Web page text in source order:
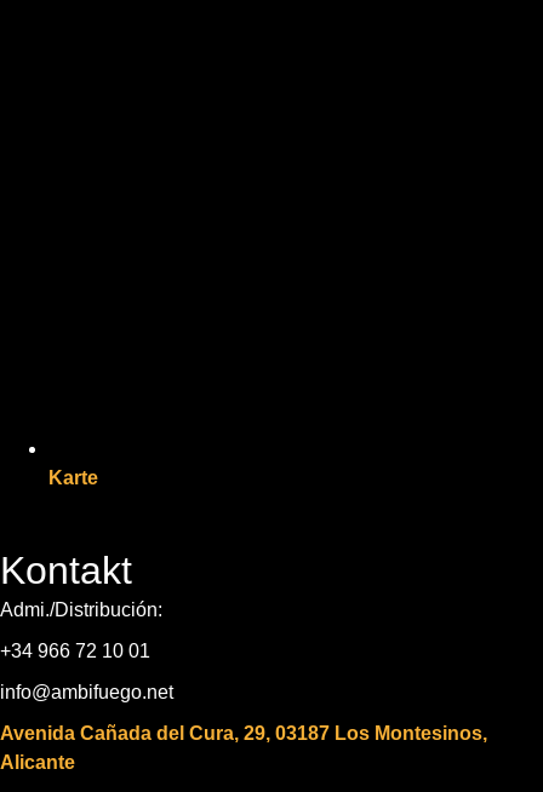
Karte
Kontakt
Admi./Distribución:
+34 966 72 10 01
info@ambifuego.net
Avenida Cañada del Cura, 29, 03187 Los Montesinos,
Alicante